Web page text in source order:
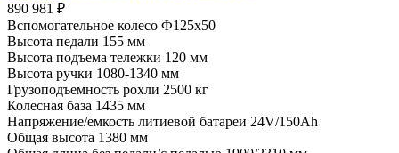
890 981 ₽
Вспомогательное колесо Ф125х50
Высота педали 155 мм
Высота подъема тележки 120 мм
Высота ручки 1080-1340 мм
Грузоподъемность рохли 2500 кг
Колесная база 1435 мм
Напряжение/емкость литиевой батареи 24V/150Ah
Общая высота 1380 мм